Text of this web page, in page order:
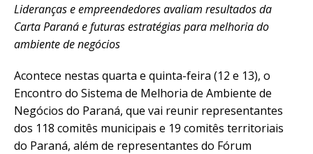
Lideranças e empreendedores avaliam resultados da
Carta Paraná e futuras estratégias para melhoria do
ambiente de negócios
Acontece nestas quarta e quinta-feira (12 e 13), o
Encontro do Sistema de Melhoria de Ambiente de
Negócios do Paraná, que vai reunir representantes
dos 118 comitês municipais e 19 comitês territoriais
do Paraná, além de representantes do Fórum